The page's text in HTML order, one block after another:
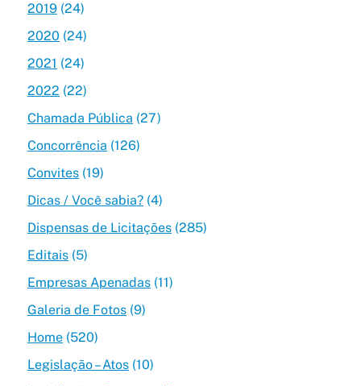
2019(24)
2020 (24)
2021 (24)
2022 (22)
Chamada Pública (27)
Concorrência (126)
Convites(19)
Dicas / Você sabia?(4)
Dispensas de Licitações(285)
Editais(5)
Empresas Apenadas(11)
Galeria de Fotos(9)
Home(520)
Legislação – Atos(10)